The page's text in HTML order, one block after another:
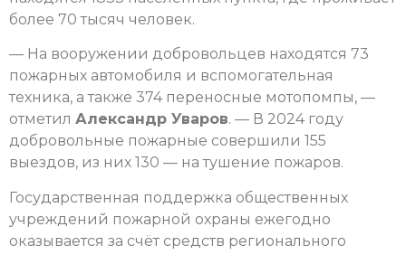
более 70 тысяч человек.
— На вооружении добровольцев находятся 73
пожарных автомобиля и вспомогательная
техника, а также 374 переносные мотопомпы, —
отметил Александр Уваров. — В 2024 году
добровольные пожарные совершили 155
выездов, из них 130 — на тушение пожаров.
Государственная поддержка общественных
учреждений пожарной охраны ежегодно
оказывается за счёт средств регионального